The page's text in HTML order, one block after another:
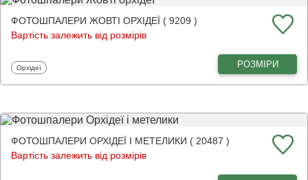
ФОТОШПАЛЕРИ ЖОВТІ ОРХІДЕЇ ( 9209 )
Вартість залежить від розмірів
Фотошпалери
Орхідеї РОЗМІРИ
ФОТОШПАЛЕРИ ОРХІДЕЇ І МЕТЕЛИКИ ( 20487 )
Вартість залежить від розмірів